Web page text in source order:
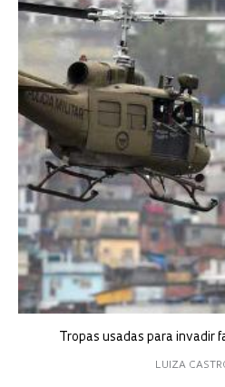
Tropas usadas para invadir
LUIZA